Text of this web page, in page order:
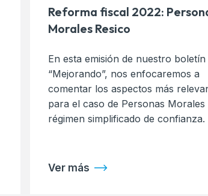
Reforma fiscal 2022:
Morales Resico
En esta emisión de nuestro boletín
“Mejorando”, nos enfocaremos a
comentar los aspectos más
para el caso de Personas Morales
régimen simplificado de confianza.
Ver más